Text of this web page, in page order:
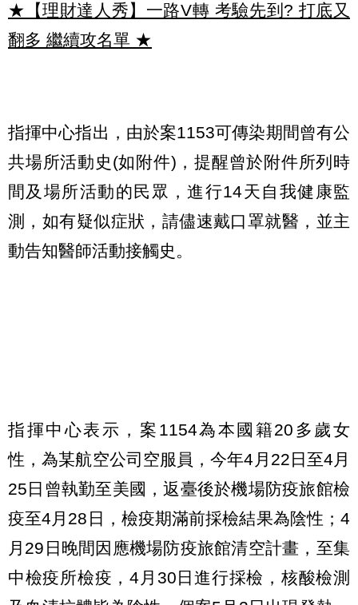
★【理財達人秀】一路V轉 考驗先到? 打底又
翻多 繼續攻名單 ★
指揮中心指出，由於案1153可傳染期間曾有公
共場所活動史(如附件)，提醒曾於附件所列時
間及場所活動的民眾，進行14天自我健康監
測，如有疑似症狀，請儘速戴口罩就醫，並主
動告知醫師活動接觸史。
指揮中心表示，案1154為本國籍20多歲女
性，為某航空公司空服員，今年4月22日至4月
25日曾執勤至美國，返臺後於機場防疫旅館檢
疫至4月28日，檢疫期滿前採檢結果為陰性；4
月29日晚間因應機場防疫旅館清空計畫，至集
中檢疫所檢疫，4月30日進行採檢，核酸檢測